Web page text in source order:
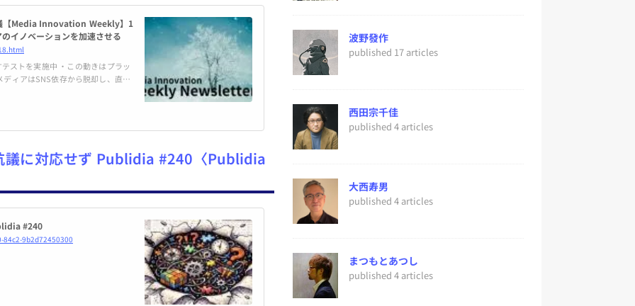
【Media Innovation Weekly】1
イノベーションを加速させる
この動きはプラッ
議に対応せず Publidia #240〈Publidia
#240
9b2d72450300
波野發作
published 17 articles
西田宗千佳
published 4 articles
大西寿男
published 4 articles
まつもとあつし
published 4 articles